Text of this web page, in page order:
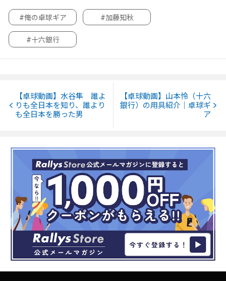
#俺の卓球ギア #加藤知秋
#十六銀行
【卓球動画】水谷隼 誰よ
りも全日本を知り、誰より
も全日本を勝った男
【卓球動画】山本怜（十六
銀行）の用具紹介｜卓球ギ
ア